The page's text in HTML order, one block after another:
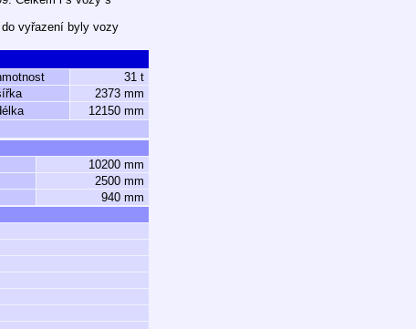
vyřazení byly vozy
31 t
2373 mm
12150 mm
10200 mm
2500 mm
940 mm